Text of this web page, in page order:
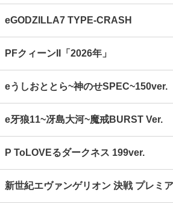
eGODZILLA7 TYPE‐CRASH
PFクィーンII「2026年」
eうしおととら~神のせSPEC~150ver.
e牙狼11~冴島大河~魔戒BURST Ver.
P ToLOVEるダークネス 199ver.
新世紀エヴァンゲリオン 決戦 プレミ